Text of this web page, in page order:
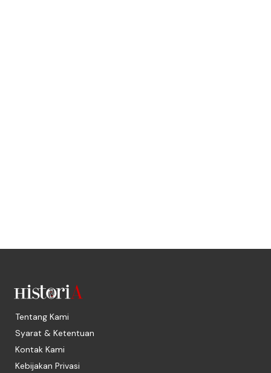
Tentang Kami
Syarat & Ketentuan
Kontak Kami
Kebijakan Privasi